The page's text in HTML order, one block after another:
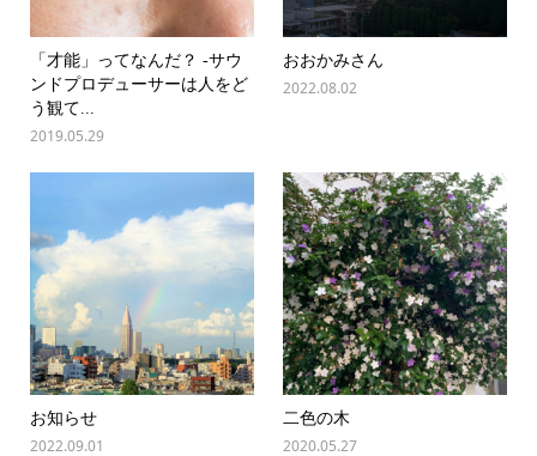
「才能」ってなんだ？ -サウ
ンドプロデューサーは人をど
う観て...
2019.05.29
おおかみさん
2022.08.02
お知らせ
2022.09.01
二色の木
2020.05.27